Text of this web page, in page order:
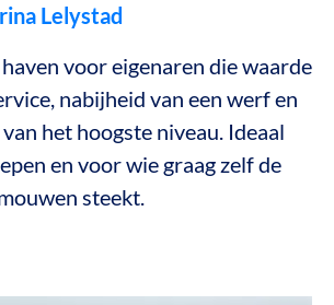
Lelystad
voor eigenaren die waarde
nabijheid van een werf en
het hoogste niveau. Ideaal
en voor wie graag zelf de
steekt.